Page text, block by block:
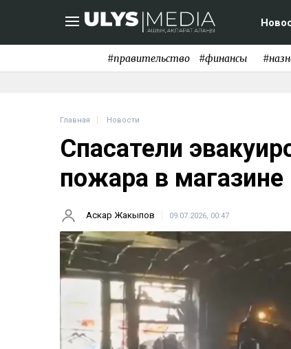
#правительство #финансы
Главная Новости
Спасатели
пожара в магазине
Аскар Жакыпов 09.07.2026, 00:47